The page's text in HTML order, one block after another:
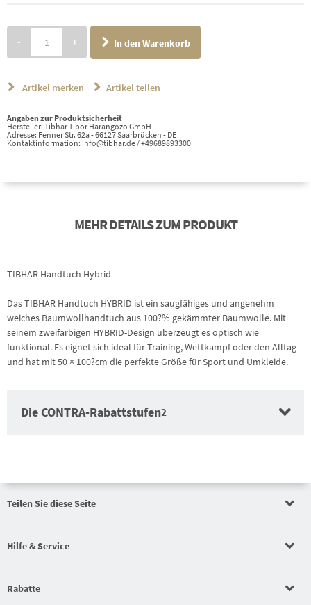
- + In den Warenkorb
Artikel merken Artikel teilen
Angaben zur Produktsicherheit
Hersteller: Tibhar Tibor Harangozo GmbH
Adresse: Fenner Str. 62a - 66127 Saarbrücken - DE
Kontaktinformation: info@tibhar.de / +49689893300
MEHR DETAILS ZUM PRODUKT
TIBHAR Handtuch Hybrid
Das TIBHAR Handtuch HYBRID ist ein saugfähiges und angenehm
weiches Baumwollhandtuch aus 100?% gekämmter Baumwolle. Mit
seinem zweifarbigen HYBRID-Design überzeugt es optisch wie
funktional. Es eignet sich ideal für Training, Wettkampf oder den Alltag
und hat mit 50 × 100?cm die perfekte Größe für Sport und Umkleide.
Die CONTRA-Rabattstufen2
Teilen Sie diese Seite
Hilfe & Service
Rabatte